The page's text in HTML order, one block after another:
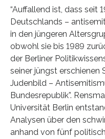
“Auffallend ist, dass seit
Deutschlands –
in den jüngeren
obwohl sie bis 1989
der Berliner
seiner jüngst erschienen
Judenbild –
Bundesrepublik”.
Universität Berlin
Analysen über den
anhand von fünf